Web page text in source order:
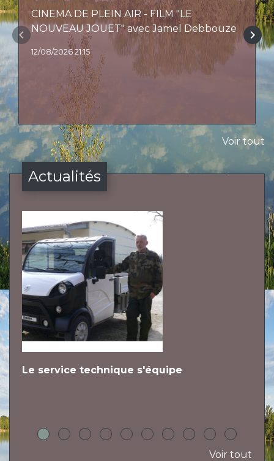
CINEMA DE PLEIN AIR - FILM "LE
NOUVEAU JOUET" avec Jamel Debbouze
12/08/2026 21:15
keyboard_arrow_left keyboard_arrow_right
Voir tout
Actualités
Le service technique s'équipe
Voir tout